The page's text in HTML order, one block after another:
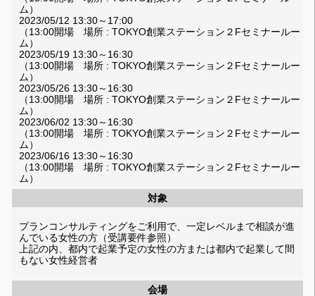
ム）
2023/05/12 13:30～17:00
（13:00開場 場所 : TOKYO創業ステーション２Fセミナールー
ム）
2023/05/19 13:30～16:30
（13:00開場 場所 : TOKYO創業ステーション２Fセミナールー
ム）
2023/05/26 13:30～16:30
（13:00開場 場所 : TOKYO創業ステーション２Fセミナールー
ム）
2023/06/02 13:30～16:30
（13:00開場 場所 : TOKYO創業ステーション２Fセミナールー
ム）
2023/06/16 13:30～16:30
（13:00開場 場所 : TOKYO創業ステーション２Fセミナールー
ム）
対象
プランコンサルティングをご利用で、一定レベルまで相談が進
んでいる女性の方（受講要件参照）
上記の内、都内で起業予定の女性の方または都内で起業して間
もない女性経営者
会場